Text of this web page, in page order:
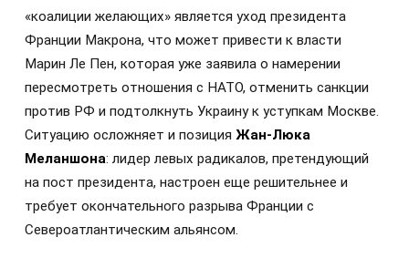
«коалиции желающих» является уход президента
Франции Макрона, что может привести к власти
Марин Ле Пен, которая уже заявила о намерении
пересмотреть отношения с НАТО, отменить санкции
против РФ и подтолкнуть Украину к уступкам Москве.
Ситуацию осложняет и позиция Жан-Люка
Меланшона: лидер левых радикалов, претендующий
на пост президента, настроен еще решительнее и
требует окончательного разрыва Франции с
Североатлантическим альянсом.